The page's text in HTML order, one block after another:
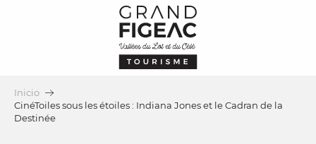
Inicio
CinéToiles sous les étoiles : Indiana Jones et le Cadran de la
Destinée